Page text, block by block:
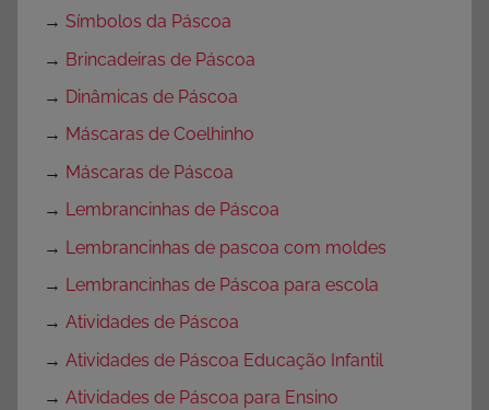
→ Símbolos da Páscoa
→ Brincadeiras de Páscoa
→ Dinâmicas de Páscoa
→ Máscaras de Coelhinho
→ Máscaras de Páscoa
→ Lembrancinhas de Páscoa
→ Lembrancinhas de pascoa com moldes
→ Lembrancinhas de Páscoa para escola
→ Atividades de Páscoa
→ Atividades de Páscoa Educação Infantil
→ Atividades de Páscoa para Ensino